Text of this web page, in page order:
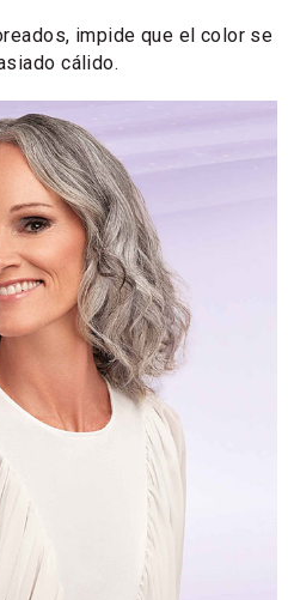
impide que el color se
cálido.